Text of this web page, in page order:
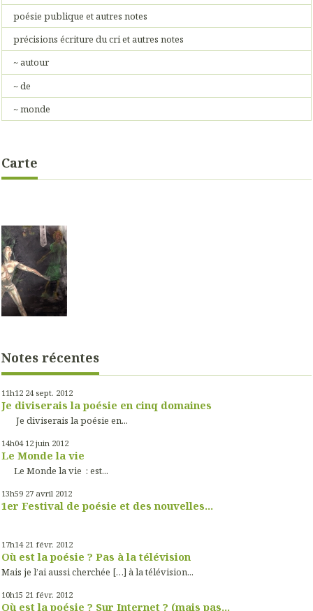
poésie publique et autres notes
précisions écriture du cri et autres notes
~ autour
~ de
~ monde
Carte
Notes récentes
11h12 24 sept. 2012
Je diviserais la poésie en cinq domaines
Je diviserais la poésie en...
14h04 12 juin 2012
Le Monde la vie
Le Monde la vie : est...
13h59 27 avril 2012
1er Festival de poésie et des nouvelles...
17h14 21 févr. 2012
Où est la poésie ? Pas à la télévision
Mais je l’ai aussi cherchée […] à la télévision...
10h15 21 févr. 2012
Où est la poésie ? Sur Internet ? (mais pas...